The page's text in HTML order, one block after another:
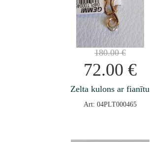
180.00€
72.00 €
Zelta kulons ar fianītu
Art: 04PLT000465